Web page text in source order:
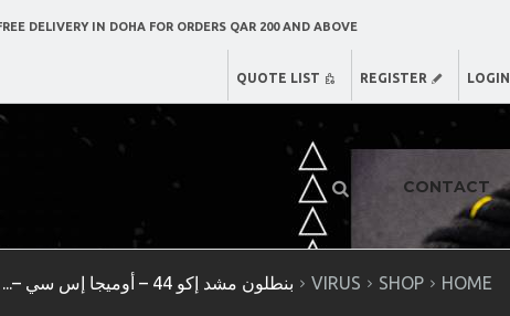
DELIVERY IN DOHA FOR ORDERS QAR 200 AND ABOVE
QUOTE LIST REGISTER LOGIN
CONTACT
HOME
SHOP
VIRUS بنطلون مشد إكو 44 – أوميجا إس سي –...